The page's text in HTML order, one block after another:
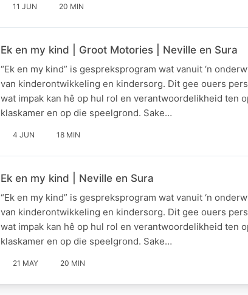
11 JUN 20 MIN
Ek en my kind | Groot Motories | Neville en Sura
“Ek en my kind” is gespreksprogram wat vanuit ‘n
van kinderontwikkeling en kindersorg. Dit gee ouers
wat impak kan hê op hul rol en verantwoordelikheid ten
klaskamer en op die speelgrond. Sake…
4 JUN 18 MIN
Ek en my kind | Neville en Sura
“Ek en my kind” is gespreksprogram wat vanuit ‘n
van kinderontwikkeling en kindersorg. Dit gee ouers
wat impak kan hê op hul rol en verantwoordelikheid ten
klaskamer en op die speelgrond. Sake…
21 MAY 20 MIN